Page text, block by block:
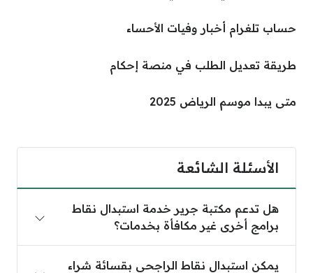
حساب تلغرام أخبار وفيات الأحساء
طريقة تعديل الطلب في منصة إحكام
متى يبدا موسم الرياض 2025
الأسئلة الشائعة
هل تدعم مكتبة جرير خدمة استبدال نقاط
برامج أخرى غير مكافأة بخدمات؟
يمكن استبدال نقاط الراجحي بقسائة شراء